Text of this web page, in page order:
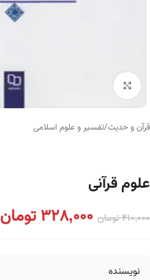
برای بزرگنمایی کلیک کنید
قرآن و حدیث/تفسیر و علوم اسلامی
علوم قرآنی
410,000تومان 328,000تومان
نویسنده